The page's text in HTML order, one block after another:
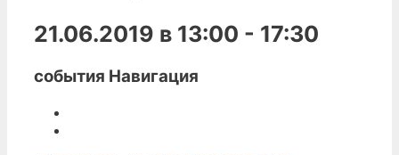
21.06.2019 в 13:00 - 17:30
события Навигация